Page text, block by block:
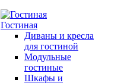
Гостиная
Диваны и кресла
для гостиной
Модульные
гостиные
Шкафы и